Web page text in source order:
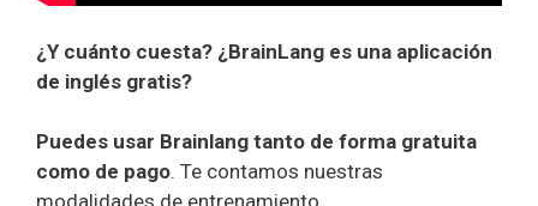
¿Y cuánto cuesta? ¿BrainLang es una aplicación
de inglés gratis?
Puedes usar Brainlang tanto de forma gratuita
como de pago. Te contamos nuestras
modalidades de entrenamiento.